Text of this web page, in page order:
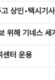
상인•택시기
위해 기네스 세
센터 운용